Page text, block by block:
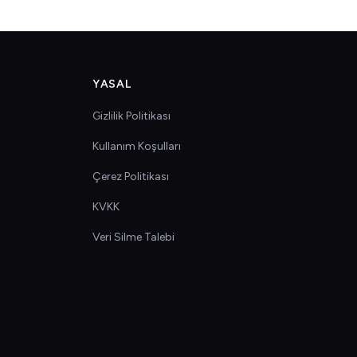
YASAL
Gizlilik Politikası
Kullanım Koşulları
Çerez Politikası
KVKK
Veri Silme Talebi